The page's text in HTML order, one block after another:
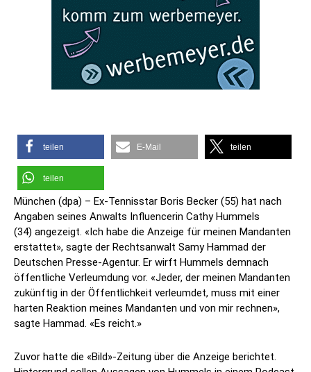
teilen E-Mail teilen
teilen
München (dpa) – Ex-Tennisstar Boris Becker (55) hat nach
Angaben seines Anwalts Influencerin Cathy Hummels
(34) angezeigt. «Ich habe die Anzeige für meinen Mandanten
erstattet», sagte der Rechtsanwalt Samy Hammad der
Deutschen Presse-Agentur. Er wirft Hummels demnach
öffentliche Verleumdung vor. «Jeder, der meinen Mandanten
zukünftig in der Öffentlichkeit verleumdet, muss mit einer
harten Reaktion meines Mandanten und von mir rechnen»,
sagte Hammad. «Es reicht.»
Zuvor hatte die «Bild»-Zeitung über die Anzeige berichtet.